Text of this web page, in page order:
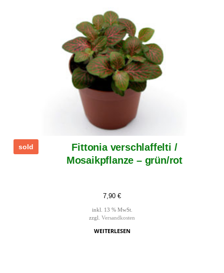
sold
Fittonia verschlaffelti /
Mosaikpflanze – grün/rot
7,90 €
inkl. 13 % MwSt.
zzgl. Versandkosten
WEITERLESEN